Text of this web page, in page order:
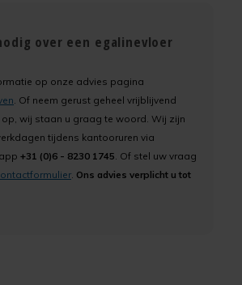
over een egalinevloer
op onze advies pagina
. Of neem gerust geheel vrijblijvend
wij staan u graag te woord. Wij zijn
tijdens kantooruren via
+31 (0)6 - 8230 1745. Of stel uw vraag
. Ons advies verplicht u tot